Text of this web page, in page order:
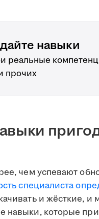
навыки
реальные
прочих
чем успевают
специалиста
и жёсткие,
навыки, которые